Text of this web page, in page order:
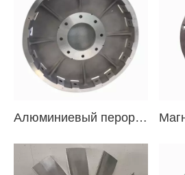
Алюминиевый перорадочный концентратор железнодорожного вентилятора транзита